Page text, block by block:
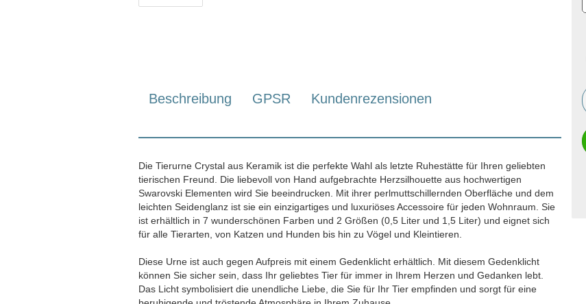
Beschreibung GPSR Kundenrezensionen
Die Tierurne Crystal aus Keramik ist die perfekte Wahl als letzte Ruhestätte für Ihren geliebten
tierischen Freund. Die liebevoll von Hand aufgebrachte Herzsilhouette aus hochwertigen
Swarovski Elementen wird Sie beeindrucken. Mit ihrer perlmuttschillernden Oberfläche und dem
leichten Seidenglanz ist sie ein einzigartiges und luxuriöses Accessoire für jeden Wohnraum. Sie
ist erhältlich in 7 wunderschönen Farben und 2 Größen (0,5 Liter und 1,5 Liter) und eignet sich
für alle Tierarten, von Katzen und Hunden bis hin zu Vögel und Kleintieren.
Diese Urne ist auch gegen Aufpreis mit einem Gedenklicht erhältlich. Mit diesem Gedenklicht
können Sie sicher sein, dass Ihr geliebtes Tier für immer in Ihrem Herzen und Gedanken lebt.
Das Licht symbolisiert die unendliche Liebe, die Sie für Ihr Tier empfinden und sorgt für eine